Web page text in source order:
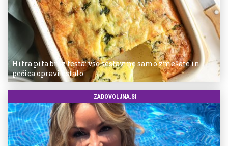
Hitra pita brez testa: vse sestavine samo zmešate in
pečica opravi ostalo
ZADOVOLJNA.SI